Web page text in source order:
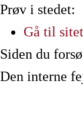
Prøv i stedet:
Gå til
Siden du
Den interne